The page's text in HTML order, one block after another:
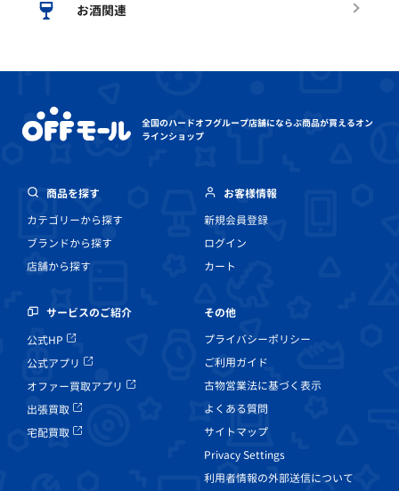
お酒関連
全国のハードオフグループ店舗にならぶ商品が買えるオン
ラインショップ
商品を探す
カテゴリーから探す
ブランドから探す
店舗から探す
お客様情報
新規会員登録
ログイン
カート
サービスのご紹介
公式HP
公式アプリ
オファー買取アプリ
出張買取
宅配買取
その他
プライバシーポリシー
ご利用ガイド
古物営業法に基づく表示
よくある質問
サイトマップ
Privacy Settings
利用者情報の外部送信について